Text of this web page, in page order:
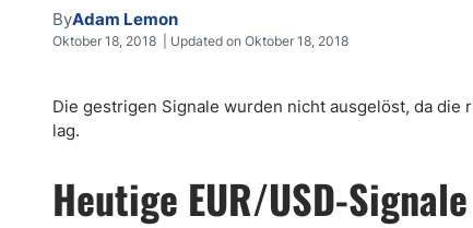
Forex Broker Wählen
Mehr unter Rezensionen
Vollständige Brokerliste
Wie wir Geld verdienen
Unsere Methodik
Warum uns vertrauen?
ByAdam Lemon
Oktober 18, 2018 | Updated on Oktober 18, 2018
Die gestrigen Signale wurden nicht ausgelöst, da
lag.
Heutige EUR/USD-Signale